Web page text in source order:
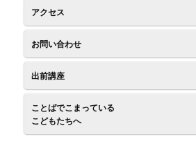
アクセス
お問い合わせ
出前講座
ことばでこまっている
こどもたちへ